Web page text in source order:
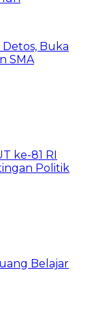
Buka
SMA
ke-81 RI
Politik
Belajar